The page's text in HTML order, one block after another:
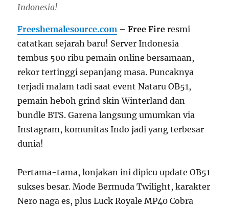
Indonesia!
Freeshemalesource.com –Free Fire resmi
catatkan sejarah baru! Server Indonesia
tembus 500 ribu pemain online bersamaan,
rekor tertinggi sepanjang masa. Puncaknya
terjadi malam tadi saat event Nataru OB51,
pemain heboh grind skin Winterland dan
bundle BTS. Garena langsung umumkan via
Instagram, komunitas Indo jadi yang terbesar
dunia!
Pertama-tama, lonjakan ini dipicu update OB51
sukses besar. Mode Bermuda Twilight, karakter
Nero naga es, plus Luck Royale MP40 Cobra